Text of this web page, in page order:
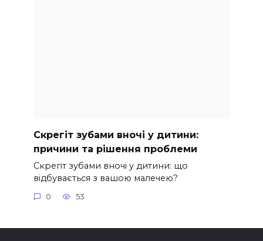
Скрегіт зубами вночі у дитини:
причини та рішення проблеми
Скрегіт зубами вночі у дитини: що
відбувається з вашою малечею?
0 53